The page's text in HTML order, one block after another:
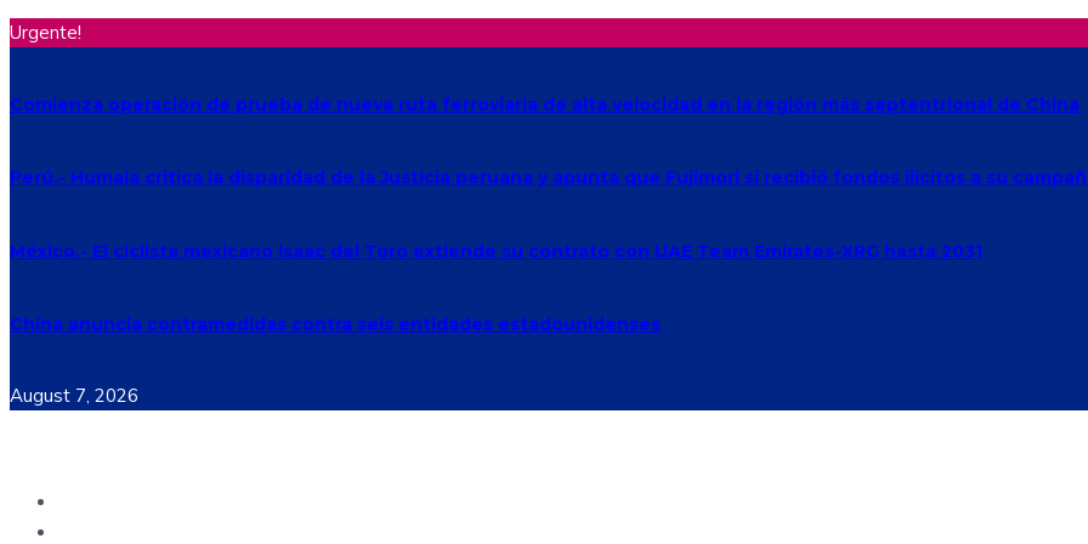
Urgente!
Comienza operación de prueba de nueva ruta ferroviaria de alta velocidad en la región más septentrional de China
Perú.- Humala critica la disparidad de la Justicia peruana y apunta que Fujimori sí recibió fondos ilícitos a su
México.- El ciclista mexicano Isaac del Toro extiende su contrato con UAE Team Emirates-XRG hasta 2031
China anuncia contramedidas contra seis entidades estadounidenses
August 7, 2026